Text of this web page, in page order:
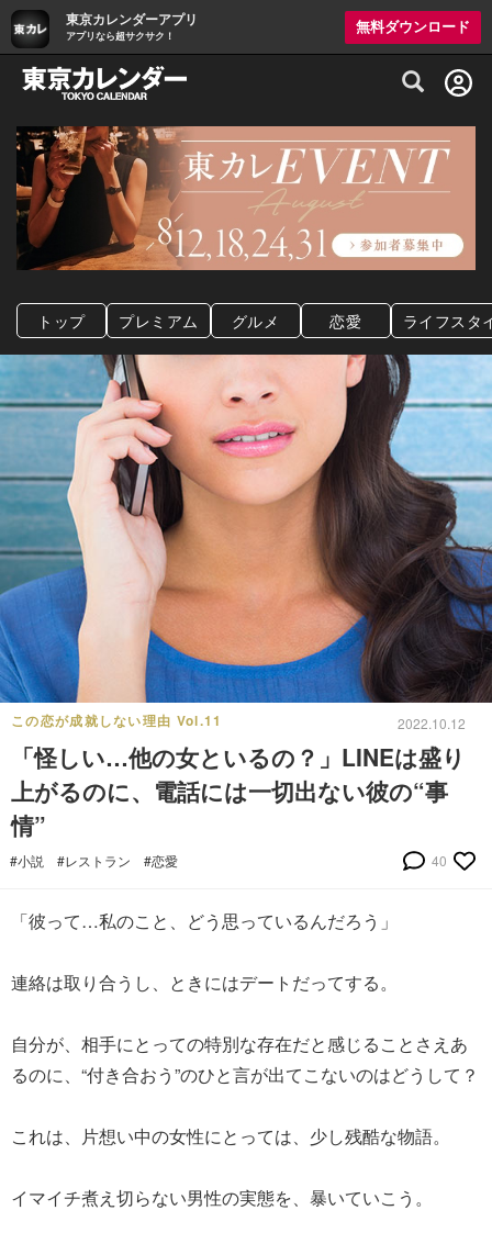
東京カレンダーアプリ
アプリなら超サクサク！
無料ダウンロード
グルメ情報・プレミアムレストラン予約
トップ プレミアム グルメ 恋愛 ライフスタ
この恋が成就しない理由 Vol.11 2022.10.12
「怪しい…他の女といるの？」LINEは盛り
上がるのに、電話には一切出ない彼の“事
情”
#小説 #レストラン #恋愛 40
「彼って…私のこと、どう思っているんだろう」
連絡は取り合うし、ときにはデートだってする。
自分が、相手にとっての特別な存在だと感じることさえあ
るのに、“付き合おう”のひと言が出てこないのはどうして？
これは、片想い中の女性にとっては、少し残酷な物語。
イマイチ煮え切らない男性の実態を、暴いていこう。